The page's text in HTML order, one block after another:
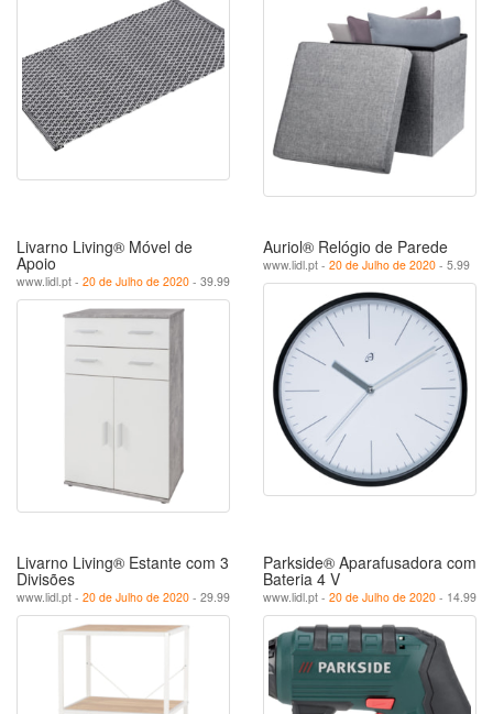
Livarno Living® Móvel de
Apoio
www.lidl.pt - 20 de Julho de 2020 - 39.99
Auriol® Relógio de Parede
www.lidl.pt - 20 de Julho de 2020 - 5.99
Livarno Living® Estante com 3
Divisões
www.lidl.pt - 20 de Julho de 2020 - 29.99
Parkside® Aparafusadora com
Bateria 4 V
www.lidl.pt - 20 de Julho de 2020 - 14.99